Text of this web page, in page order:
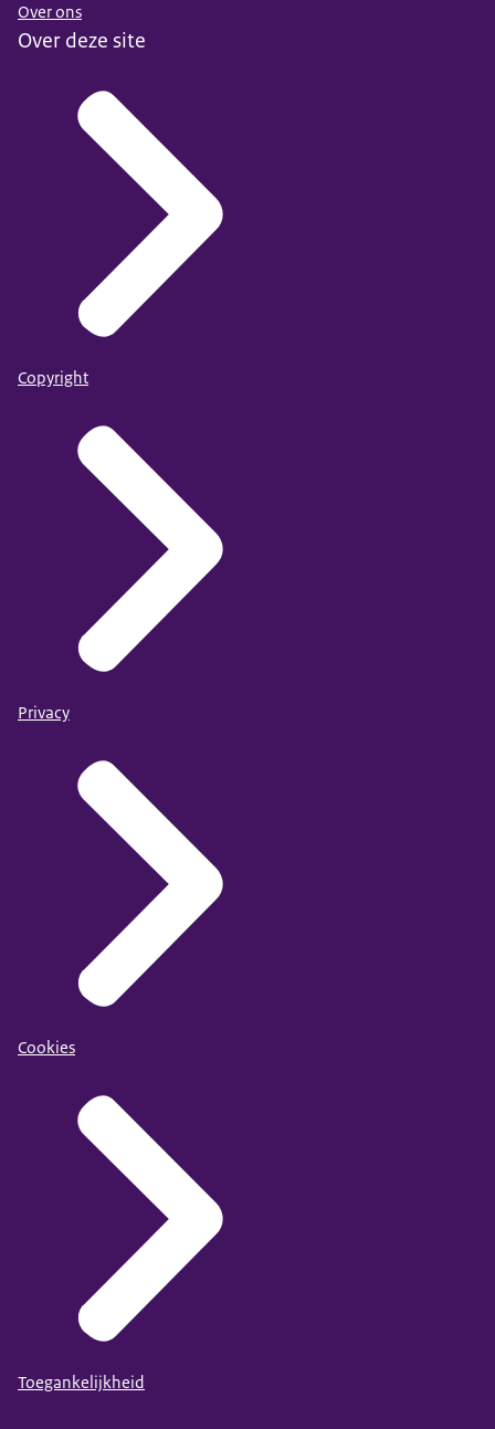
OECD Handbook for Internationally Comparative
Education Statistics
Bron: EAG 2025, tabel A3.12 (web only)
Beschikbaar: 9 september 2025
Publicatiedatum: 9 september 2025
Over ons
Over deze site
Copyright
Privacy
Cookies
Toegankelijkheid